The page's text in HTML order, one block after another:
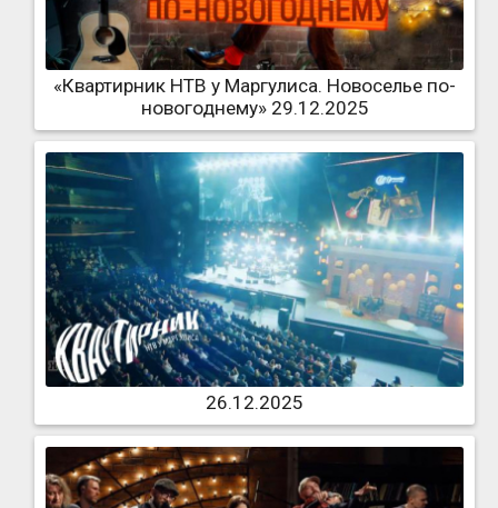
«Квартирник НТВ у Маргулиса. Новоселье по-
новогоднему» 29.12.2025
26.12.2025